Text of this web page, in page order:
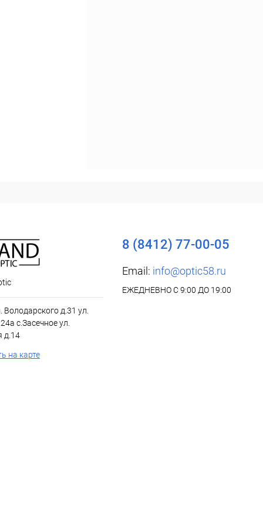
Володарского д.31 ул.
с.Засечное ул.
д.14
на карте
8 (8412) 77-00-05
Email: info@optic58.ru
ЕЖЕДНЕВНО С 9:00 ДО 19:00